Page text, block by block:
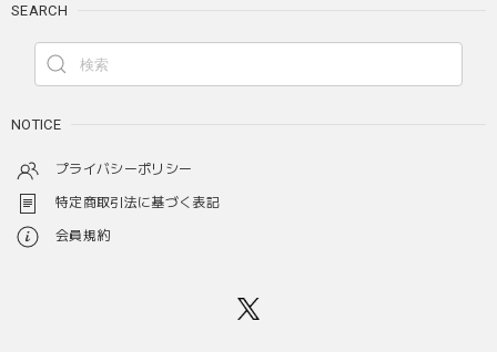
SEARCH
NOTICE
プライバシーポリシー
特定商取引法に基づく表記
会員規約